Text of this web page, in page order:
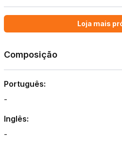
Loja mais
Composição
Português:
-
Inglês:
-